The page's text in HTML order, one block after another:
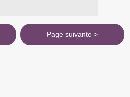
Page suivante >